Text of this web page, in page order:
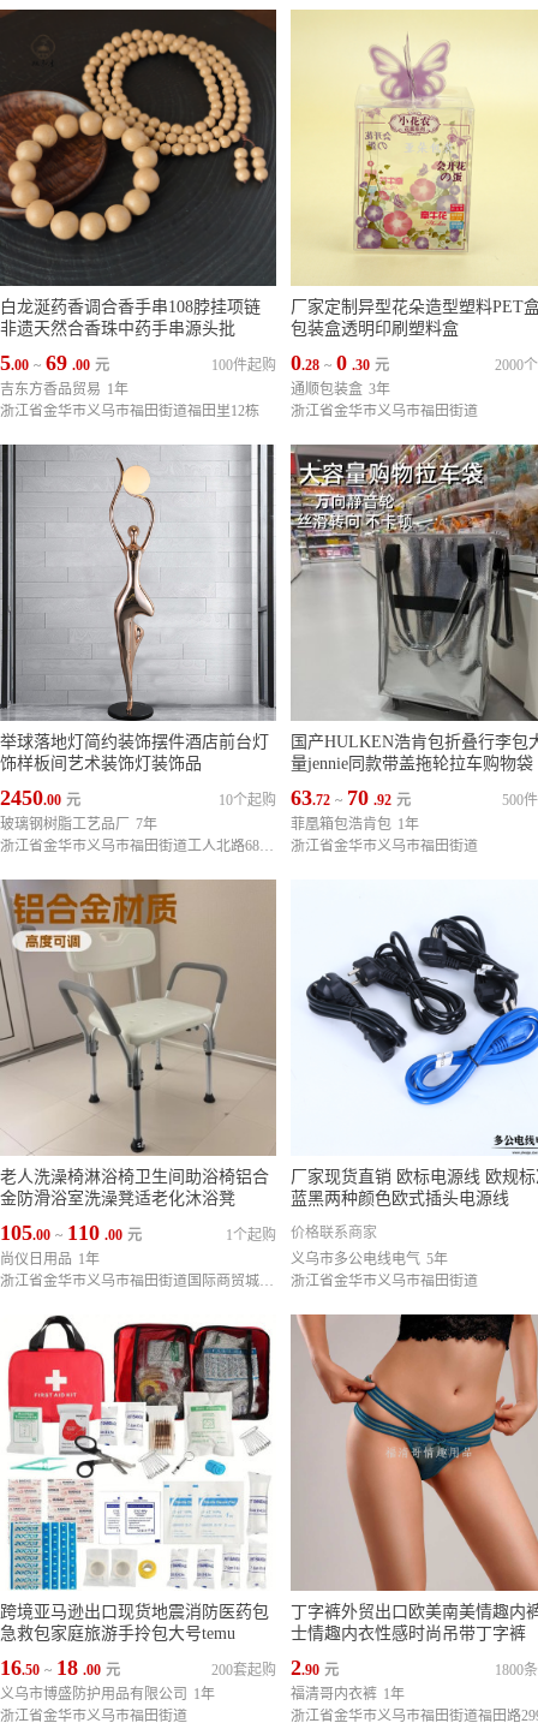
白龙涎药香调合香手串108脖挂项链
非遗天然合香珠中药手串源头批
5.00 ~ 69 .00 元
100件起购
吉东方香品贸易 1年
浙江省金华市义乌市福田街道福田里12栋
厂家定制异型花朵造型塑料PET
包装盒透明印刷塑料盒
0.28 ~ 0 .30 元
2000
通顺包装盒 3年
浙江省金华市义乌市福田街道
举球落地灯简约装饰摆件酒店前台灯
饰样板间艺术装饰灯装饰品
2450.00 元
10个起购
玻璃钢树脂工艺品厂
7年
浙江省金华市义乌市福田街道工人北路689号义乌外贸商务大厦
国产HULKEN浩肯包折叠行李包
量jennie同款带盖拖轮拉车购物袋
63.72 ~ 70 .92 元
500
菲凰箱包浩肯包 1年
浙江省金华市义乌市福田街道
老人洗澡椅淋浴椅卫生间助浴椅铝合
金防滑浴室洗澡凳适老化沐浴凳
105.00 ~ 110 .00 元
1个起购
尚仪日用品 1年
浙江省金华市义乌市福田街道国际商贸城六区140门3楼1街73407
厂家现货直销 欧标电源线 欧规
蓝黑两种颜色欧式插头电源线
价格联系商家
义乌市多公电线电气 5年
浙江省金华市义乌市福田街道
跨境亚马逊出口现货地震消防医药包
急救包家庭旅游手拎包大号temu
16.50 ~ 18 .00 元
200套起购
义乌市博盛防护用品有限公司
1年
浙江省金华市义乌市福田街道
丁字裤外贸出口欧美南美情趣内
士情趣内衣性感时尚吊带丁字裤
2.90 元
1800
福清哥内衣裤 1年